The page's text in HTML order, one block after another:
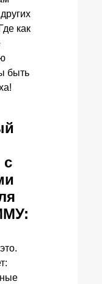
как
быть
с